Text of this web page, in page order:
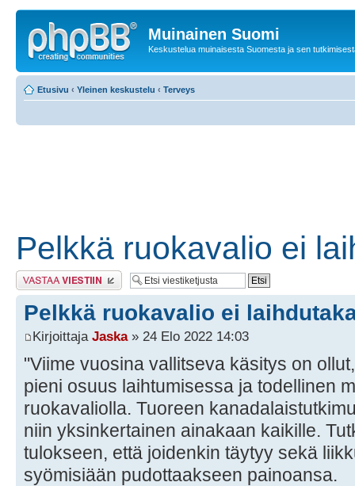
Muinainen Suomi
Keskustelua muinaisesta Suomesta ja sen
Etusivu ‹ Yleinen keskustelu ‹ Terveys
Pelkkä ruokavalio ei
Lähetä vastaus
Pelkkä ruokavalio ei
Kirjoittaja Jaska» 24 Elo 2022 14:03
"Viime vuosina vallitseva käsitys on
pieni osuus laihtumisessa ja todellinen
ruokavaliolla. Tuoreen
niin yksinkertainen ainakaan kaikille.
tulokseen, että joidenkin täytyy sekä
syömisiään pudottaakseen painoansa.